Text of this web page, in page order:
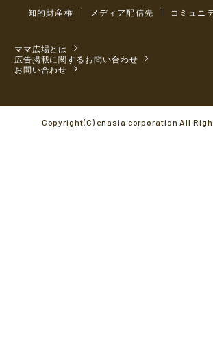
知的財産権
メディア配信先 コミュニ
ママ広場とは
広告掲載に関するお問い合わせ
お問い合わせ
Copyright(C) enasia corporation All